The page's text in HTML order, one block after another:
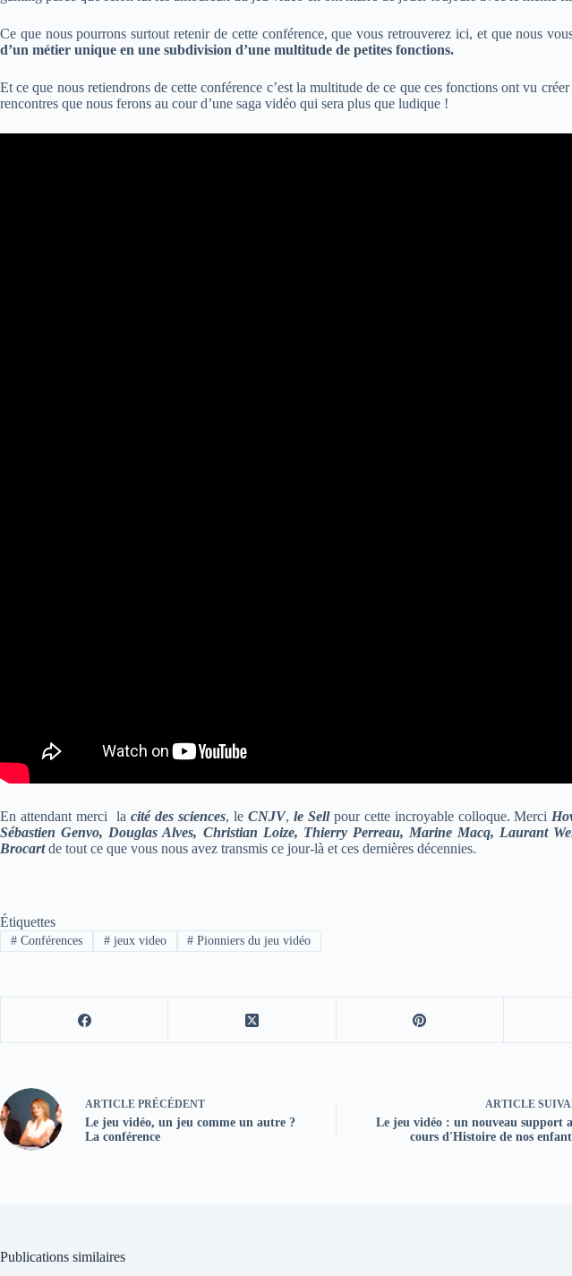
Ce que nous pourrons surtout retenir de cette conférence, que vous retrouverez ici, et que nous
d’un métier unique en une subdivision d’une multitude de petites fonctions.
Et ce que nous retiendrons de cette conférence c’est la multitude de ce que ces fonctions ont vu
rencontres que nous ferons au cour d’une saga vidéo qui sera plus que ludique !
En attendant merci la cité des sciences, le CNJV, le Sell pour cette incroyable colloque. Merci
Sébastien Genvo, Douglas Alves, Christian Loize, Thierry Perreau, Marine Macq, Laurant
Brocartde tout ce que vous nous avez transmis ce jour-là et ces dernières décennies.
Étiquettes
#Conférences #jeux video # Pionniers du jeu vidéo
ARTICLE PRÉCÉDENT
Le jeu vidéo, un jeu comme un autre ?
La conférence
ARTICLE
Le jeu vidéo : un nouveau support
cours d'Histoire de nos
Publications similaires